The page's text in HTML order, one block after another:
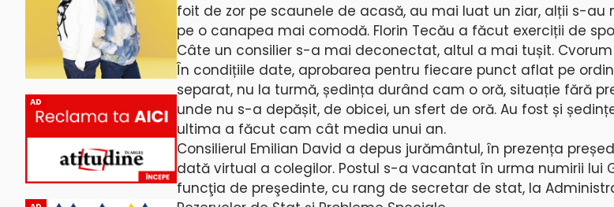
AD
foit de zor pe scaunele de acasă, au mai luat un ziar, alții s-au
pe o canapea mai comodă. Florin Tecău a făcut exerciții de
Câte un consilier s-a mai deconectat, altul a mai tușit.
În condițiile date, aprobarea pentru fiecare punct aflat pe
separat, nu la turmă, ședința durând cam o oră, situație fără
unde nu s-a depășit, de obicei, un sfert de oră. Au fost și
ultima a făcut cam cât media unui an.
Consilierul Emilian David a depus jurământul, în prezența
dată virtual a colegilor. Postul s-a vacantat în urma numirii lui
funcţia de preşedinte, cu rang de secretar de stat, la